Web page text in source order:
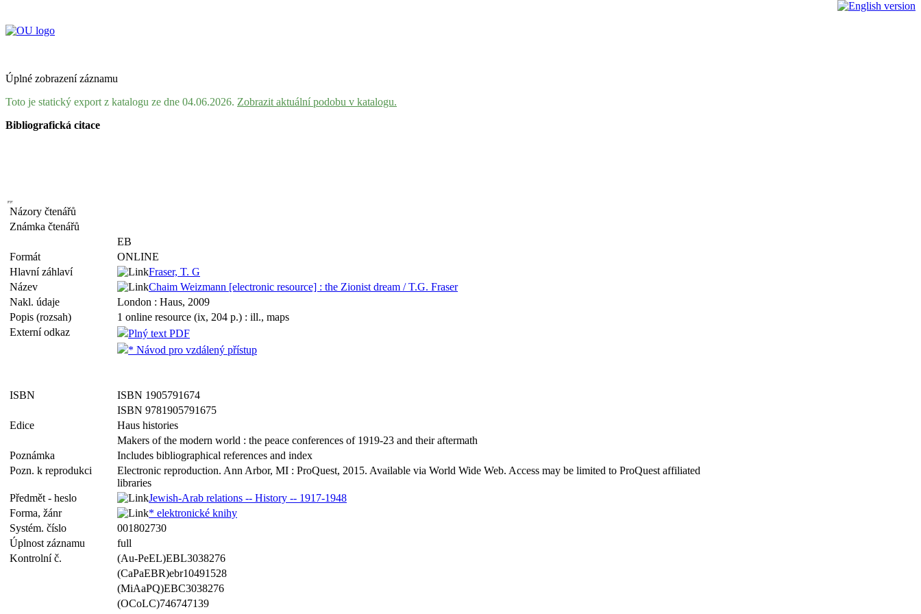
Úplné zobrazení záznamu
Toto je statický export z katalogu ze dne 04.06.2026. Zobrazit aktuální podobu v katalogu.
Bibliografická citace
Názory čtenářů
Známka čtenářů
EB
Formát
ONLINE
Hlavní záhlaví
Fraser, T. G
Název
Chaim Weizmann [electronic resource] : the Zionist dream / T.G. Fraser
Nakl. údaje
London : Haus, 2009
Popis (rozsah)
1 online resource (ix, 204 p.) : ill., maps
Externí odkaz
Plný text PDF
* Návod pro vzdálený přístup
ISBN
ISBN 1905791674
ISBN 9781905791675
Edice
Haus histories
Makers of the modern world : the peace conferences of 1919-23 and their aftermath
Poznámka
Includes bibliographical references and index
Pozn. k reprodukci
Electronic reproduction. Ann Arbor, MI : ProQuest, 2015. Available via World Wide Web. Access may be limited to ProQuest affiliated
libraries
Předmět - heslo
Jewish-Arab relations -- History -- 1917-1948
Forma, žánr
* elektronické knihy
Systém. číslo
001802730
Úplnost záznamu
full
Kontrolní č.
(Au-PeEL)EBL3038276
(CaPaEBR)ebr10491528
(MiAaPQ)EBC3038276
(OCoLC)746747139